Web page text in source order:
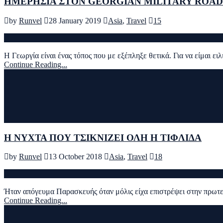
by Runvel 28 January 2019 Asia, Travel 15
Η Γεωργία είναι ένας τόπος που με εξέπληξε θετικά. Για να είμαι
Continue Reading...
Η ΝΥΧΤΑ ΠΟΥ ΤΣΙΚΝΙΖΕΙ ΟΛΗ Η ΤΙΦΛΙΔΑ
by Runvel 13 October 2018 Asia, Travel 18
Ήταν απόγευμα Παρασκευής όταν μόλις είχα επιστρέψει στην
Continue Reading...